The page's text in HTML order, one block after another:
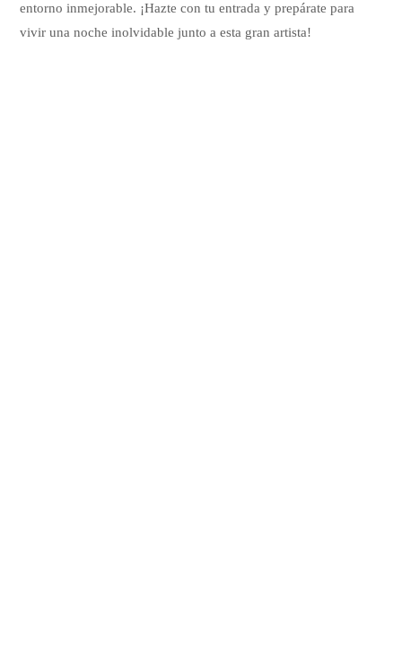
entorno inmejorable. ¡Hazte con tu entrada y prepárate para
vivir una noche inolvidable junto a esta gran artista!